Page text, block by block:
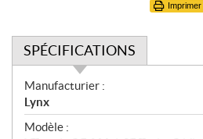
Imprimer
SPÉCIFICATIONS
S
p
é
Manufacturier :
Lynx
Modèle :